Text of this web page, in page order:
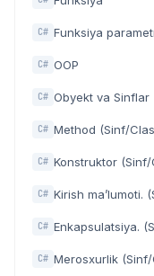
C# Funksiya
C# OOP
C# Obyekt va Sinflar
C# Method (Sinf/
C# Konstruktor (Sinf/
C# Kirish ma’lumoti.
C# Enkapsulatsiya.
C# Merosxurlik (Sinf/